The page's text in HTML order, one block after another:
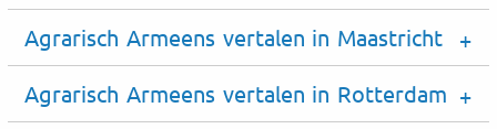
Agrarisch Armeens vertalen in Maastricht
Agrarisch Armeens vertalen in Rotterdam